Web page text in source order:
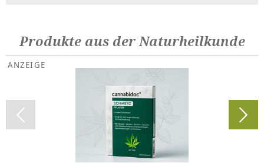
Produkte aus der Naturheilkunde